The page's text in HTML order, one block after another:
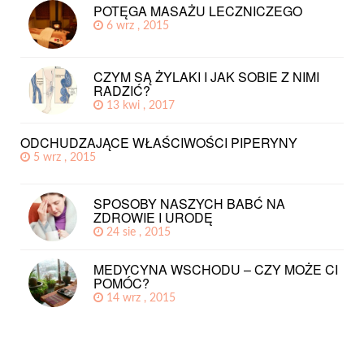
POTĘGA MASAŻU LECZNICZEGO
6 wrz , 2015
CZYM SĄ ŻYLAKI I JAK SOBIE Z NIMI
RADZIĆ?
13 kwi , 2017
ODCHUDZAJĄCE WŁAŚCIWOŚCI PIPERYNY
5 wrz , 2015
SPOSOBY NASZYCH BABĆ NA
ZDROWIE I URODĘ
24 sie , 2015
MEDYCYNA WSCHODU – CZY MOŻE CI
POMÓC?
14 wrz , 2015